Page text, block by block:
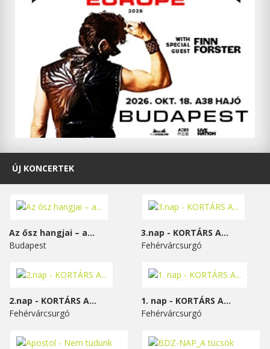
ÚJ KONCERTEK
Az ősz hangjai – a...
Budapest
3.nap - KORTÁRS A...
Fehérvárcsurgó
2.nap - KORTÁRS A...
Fehérvárcsurgó
1. nap - KORTÁRS A...
Fehérvárcsurgó